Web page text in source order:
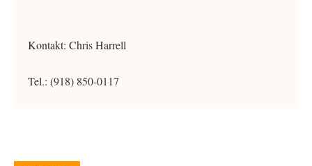
Kontakt: Chris Harrell
Tel.: (918) 850-0117